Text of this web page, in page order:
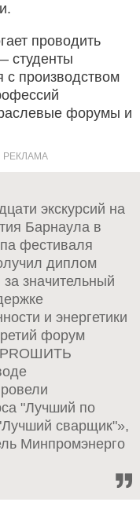
проводить
студенты
с производством
форумы и
экскурсий на
Барнаула в
фестиваля
диплом
значительный
и энергетики
форум
"Лучший по
сварщик"»,
Минпромэнерго